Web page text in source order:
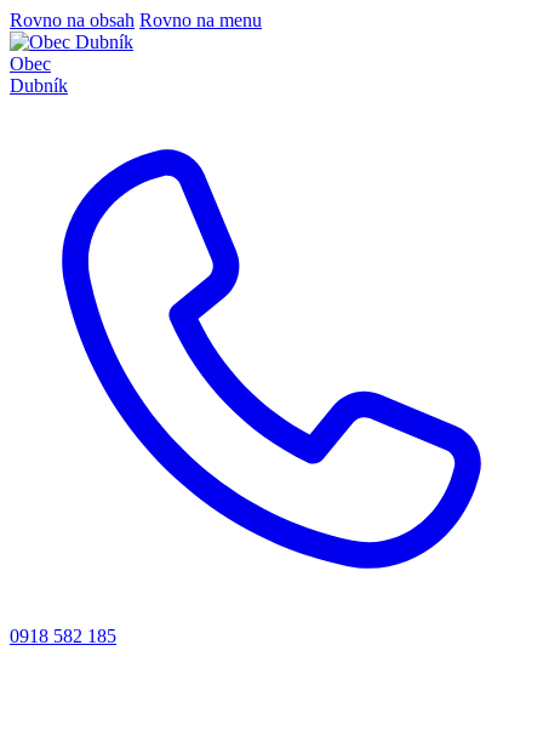
Rovno na obsah Rovno na menu
Obec
Dubník
0918 582 185